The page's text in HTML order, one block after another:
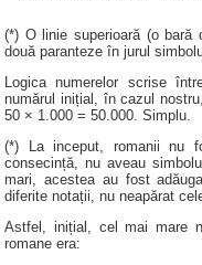
(*) O linie superioară (o bară
două paranteze în jurul
Logica numerelor scrise
numărul inițial, în cazul
50 × 1.000 = 50.000. Simplu.
(*) La inceput, romanii nu
consecință, nu aveau
mari, acestea au fost
diferite notații, nu neapărat
Astfel, inițial, cel mai mare
romane era: